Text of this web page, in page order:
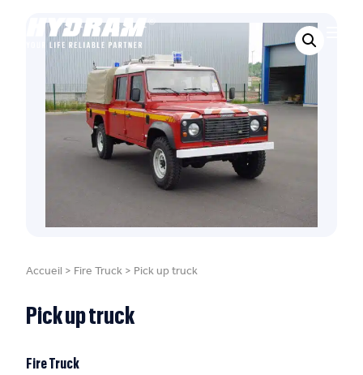
Accueil > Fire Truck > Pick up truck
Pick up truck
Fire Truck